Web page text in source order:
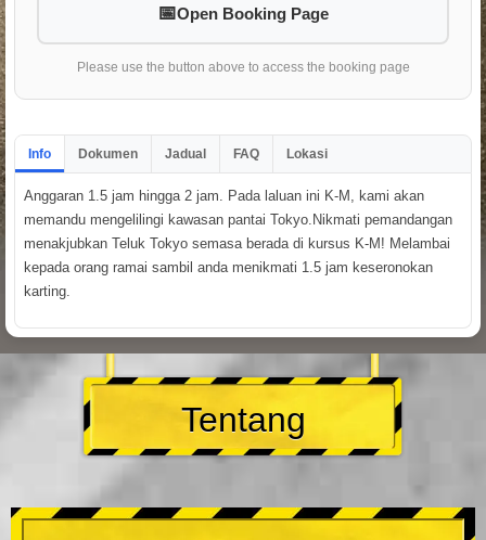
Open Booking Page
Please use the button above to access the booking page
Info Dokumen Jadual FAQ Lokasi
Anggaran 1.5 jam hingga 2 jam. Pada laluan ini K-M, kami akan
memandu mengelilingi kawasan pantai Tokyo.Nikmati pemandangan
menakjubkan Teluk Tokyo semasa berada di kursus K-M! Melambai
kepada orang ramai sambil anda menikmati 1.5 jam keseronokan
karting.
Tentang